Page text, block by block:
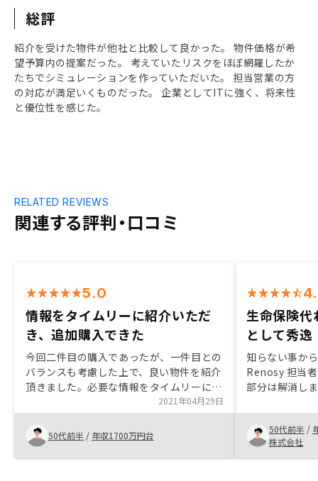
総評
紹介を受けた物件が他社と比較して良かった。 物件価格が希
望予算内の提案だった。 考えていたリスクをほぼ網羅したか
たちでシミュレーションを作っていただいた。 担当営業の方
の対応が満足いくものだった。 企業としてITに強く、将来性
と優位性を感じた。
関連する評判・口コミ
RELATED REVIEWS
5.0
情報をタイムリーに紹介いただ
き、追加購入できた
今回二件目の購入であったが、一件目との
バランスも考慮した上で、良い物件を紹介
頂きました。必要な情報をタイムリーに提
供いただき、非常に検討を進めやすかった
です。ありがとうございました。
2021年04月29日
50代前半 / 年収1700万円台
生命保険代
として秀逸
知らない事か
Renosy 担当
部分は解消し
険代わり兼老
低く、優秀な
ローン決済ま
ただき、比較
50代前半 /
株式会社